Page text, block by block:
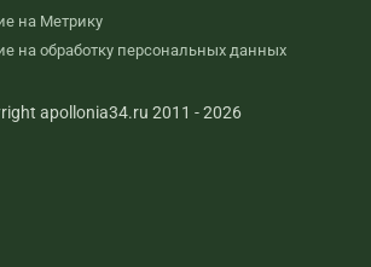
на Метрику
на обработку персональных данных
apollonia34.ru 2011 - 2026